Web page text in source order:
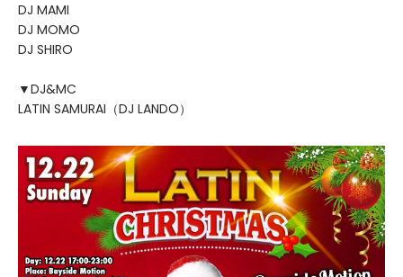
DJ MAMI
DJ MOMO
DJ SHIRO
▼DJ&MC
LATIN SAMURAI（DJ LANDO）